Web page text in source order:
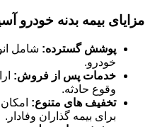
مزایای بیمه بدنه خودرو
پوشش گسترده: شامل
خودرو.
خدمات پس از فروش:
وقوع حادثه.
تخفیف های متنوع:
برای بیمه گذاران وفادار.